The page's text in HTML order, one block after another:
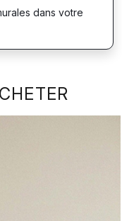
dans votre